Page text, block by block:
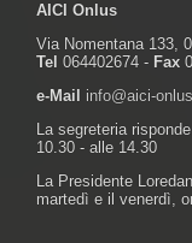
AICI Onlus
Via Nomentana 133,
Tel 064402674 - Fax
e-Mail
info@aici-
La segreteria
10.30 - alle 14.30
La Presidente
martedì e il venerdì,